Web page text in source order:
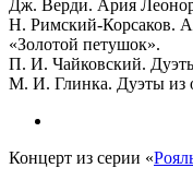
Дж. Верди. Ария
Н. Римский-Корсаков.
«Золотой петушок».
П. И. Чайковский.
М. И. Глинка. Дуэты из
Концерт из серии «